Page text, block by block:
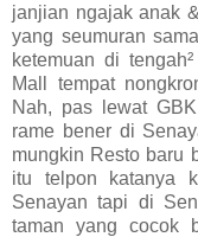
janjian ngajak anak
yang seumuran
ketemuan di
Mall tempat
Nah, pas lewat
rame bener di
mungkin Resto baru
itu telpon katanya
Senayan tapi di
taman yang cocok